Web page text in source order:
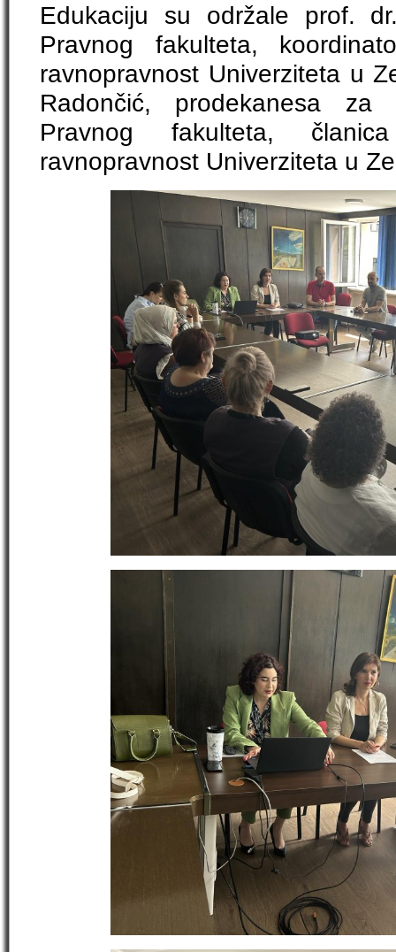
Edukaciju su održale prof.
Pravnog fakulteta,
ravnopravnost Univerziteta u
Radončić, prodekanesa za
Pravnog fakulteta,
ravnopravnost Univerziteta u